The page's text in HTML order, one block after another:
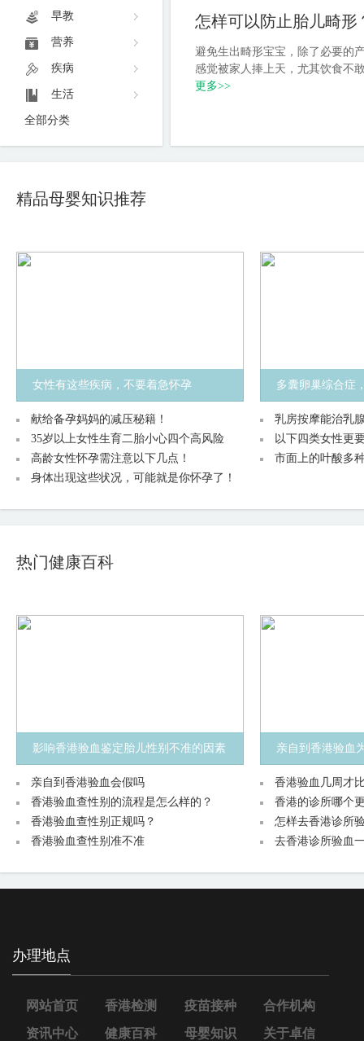
早教
营养
疾病
生活
全部分类
比较年纪小、身体机能年
高龄女性备孕二胎，有哪
怎样可以防止胎儿畸形
避免生出畸形宝宝，除了必要的
感觉被家人捧上天，尤其饮食
更多>>
精品母婴知识推荐
女性有这些疾病，不要着急怀孕
献给备孕妈妈的减压秘籍！
35岁以上女性生育二胎小心四个高风险
高龄女性怀孕需注意以下几点！
身体出现这些状况，可能就是你怀孕了！
多囊卵巢综合症
乳房按摩能治乳
以下四类女性更
市面上的叶酸多
热门健康百科
影响香港验血鉴定胎儿性别不准的因素
有什么？
亲自到香港验血会假吗
香港验血查性别的流程是怎么样的？
香港验血查性别正规吗？
香港验血查性别准不准
亲自到香港验血
香港验血几周才
香港的诊所哪个
怎样去香港诊所
去香港诊所验血
办理地点
网站首页 香港检测 疫苗接种
合作机构
资讯中心
健康百科 母婴知识
关于卓信